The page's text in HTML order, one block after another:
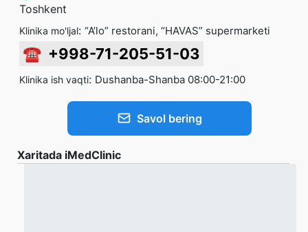
Toshkent
Klinika mo'ljal: “A’lo” restorani, “HAVAS” supermarketi
☎ +998-71-205-51-03
Klinika ish vaqti: Dushanba-Shanba 08:00-21:00
Savol bering
Xaritada iMedClinic